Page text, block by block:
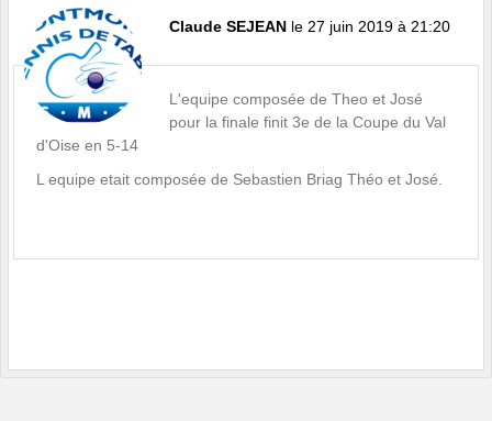
Claude SEJEAN le 27 juin 2019 à 21:20
L'equipe composée de Theo et José
pour la finale finit 3e de la Coupe du Val
d'Oise en 5-14
L equipe etait composée de Sebastien Briag Théo et José.